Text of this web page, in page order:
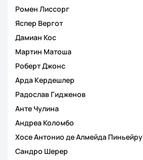
Ромен Лиссорг
Яспер Вергот
Дамиан Кос
Мартин Матоша
Роберт Джонс
Арда Кердешлер
Радослав Гидженов
Анте Чулина
Андреа Коломбо
Хосе Антонио де Алмейда Пиньейру
Сандро Шерер